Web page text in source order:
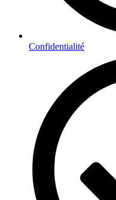
Confidentialité